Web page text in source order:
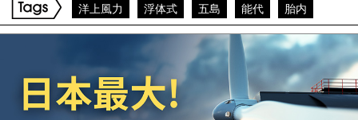
洋上風力 浮体式 五島 能代 胎内